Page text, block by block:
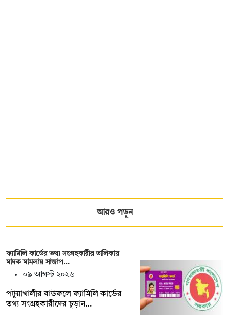
আরও পড়ুন
ফ্যামিলি কার্ডের তথ্য সংগ্রহকারীর তালিকায়
মাদক মামলায় সাজাপ…
০৯ আগস্ট ২০২৬
পটুয়াখালীর বাউফলে ফ্যামিলি কার্ডের
তথ্য সংগ্রহকারীদের চূড়ান…